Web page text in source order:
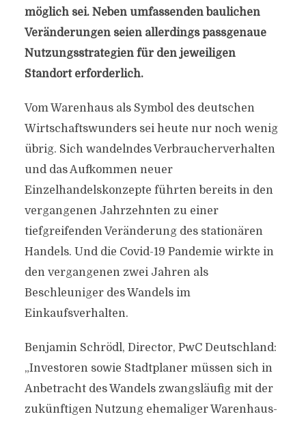
möglich sei. Neben umfassenden baulichen
Veränderungen seien allerdings passgenaue
Nutzungsstrategien für den jeweiligen
Standort erforderlich.
Vom Warenhaus als Symbol des deutschen
Wirtschaftswunders sei heute nur noch wenig
übrig. Sich wandelndes Verbraucherverhalten
und das Aufkommen neuer
Einzelhandelskonzepte führten bereits in den
vergangenen Jahrzehnten zu einer
tiefgreifenden Veränderung des stationären
Handels. Und die Covid-19 Pandemie wirkte in
den vergangenen zwei Jahren als
Beschleuniger des Wandels im
Einkaufsverhalten.
Benjamin Schrödl, Director, PwC Deutschland:
„Investoren sowie Stadtplaner müssen sich in
Anbetracht des Wandels zwangsläufig mit der
zukünftigen Nutzung ehemaliger Warenhaus-